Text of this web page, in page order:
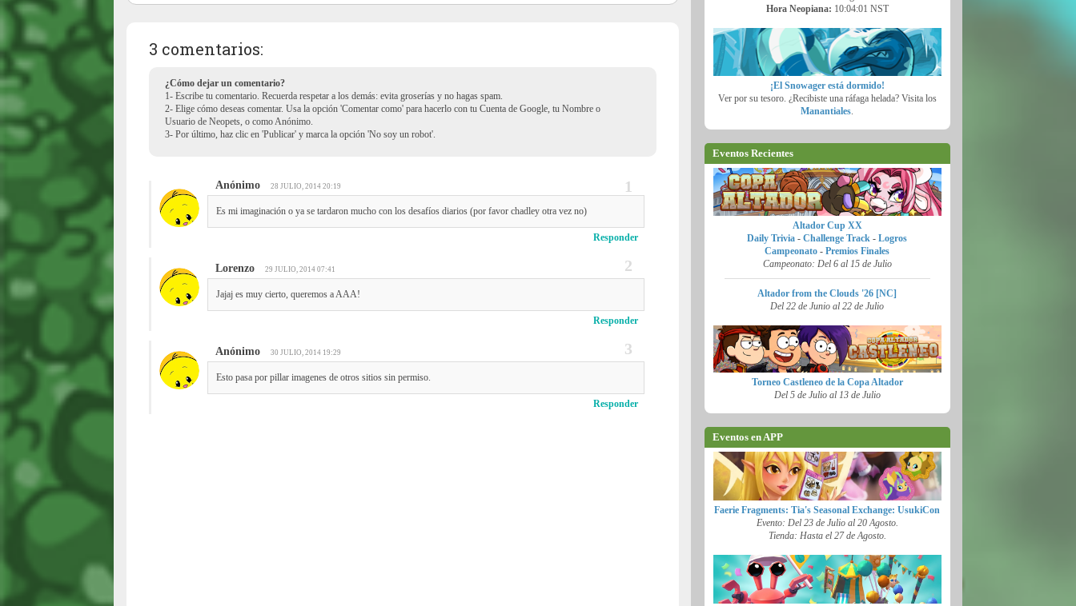
3 comentarios:
¿Cómo dejar un comentario?
1- Escribe tu comentario. Recuerda respetar a los demás: evita groserías y no hagas spam.
2- Elige cómo deseas comentar. Usa la opción 'Comentar como' para hacerlo con tu Cuenta de Google, tu Nombre o
Usuario de Neopets, o como Anónimo.
3- Por último, haz clic en 'Publicar' y marca la opción 'No soy un robot'.
Anónimo 28 JULIO, 2014 20:19
Es mi imaginación o ya se tardaron mucho con los desafíos diarios (por favor chadley otra vez no)
Responder
Lorenzo 29 JULIO, 2014 07:41
Jajaj es muy cierto, queremos a AAA!
Responder
Anónimo 30 JULIO, 2014 19:29
Esto pasa por pillar imagenes de otros sitios sin permiso.
Responder
Hora Neopiana: 10:04:02 NST
¡El Snowager está dormido!
Ver por su tesoro. ¿Recibiste una ráfaga helada? Visita los
Manantiales.
Eventos Recientes
Altador Cup XX
Daily Trivia -Challenge Track -Logros
Campeonato -Premios Finales
Campeonato: Del 6 al 15 de Julio
Altador from the Clouds '26 [NC]
Del 22 de Junio al 22 de Julio
Torneo Castleneo de la Copa Altador
Del 5 de Julio al 13 de Julio
Eventos en APP
Faerie Fragments: Tia's Seasonal Exchange: UsukiCon
Evento: Del 23 de Julio al 20 Agosto.
Tienda: Hasta el 27 de Agosto.